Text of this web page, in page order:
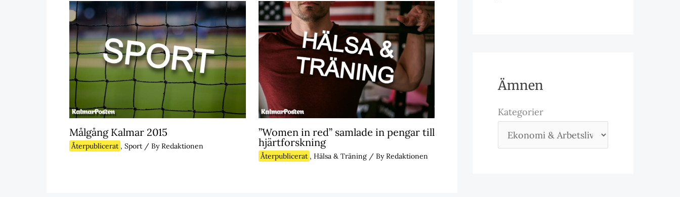
Målgång Kalmar 2015
Återpublicerat , Sport / ByRedaktionen
”Women in red” samlade in pengar till
hjärtforskning
Återpublicerat , Hälsa & Träning/ ByRedaktionen
Ämnen
Kategorier